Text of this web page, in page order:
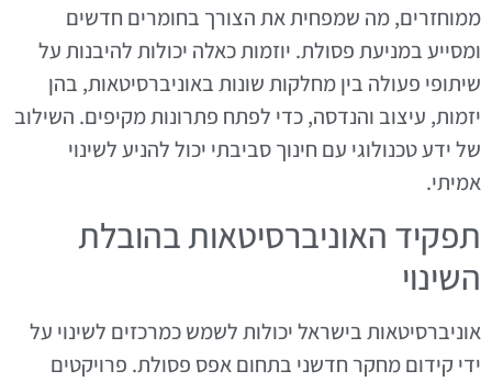
ממוחזרים, מה שמפחית את הצורך בחומרים חדשים
ומסייע במניעת פסולת. יוזמות כאלה יכולות להיבנות על
שיתופי פעולה בין מחלקות שונות באוניברסיטאות, בהן
יזמות, עיצוב והנדסה, כדי לפתח פתרונות מקיפים. השילוב
של ידע טכנולוגי עם חינוך סביבתי יכול להניע לשינוי
אמיתי.
תפקיד האוניברסיטאות בהובלת
השינוי
אוניברסיטאות בישראל יכולות לשמש כמרכזים לשינוי על
ידי קידום מחקר חדשני בתחום אפס פסולת. פרויקטים